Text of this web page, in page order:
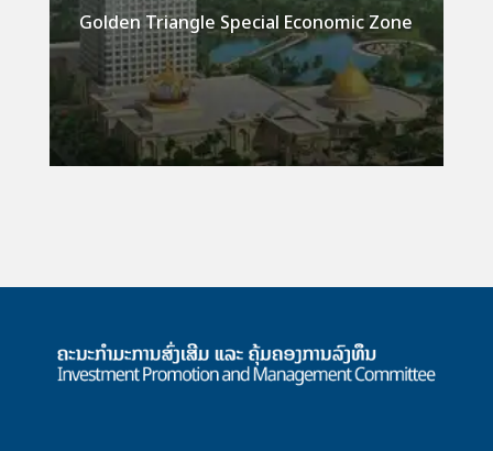
Golden Triangle Special Economic Zone
Detail